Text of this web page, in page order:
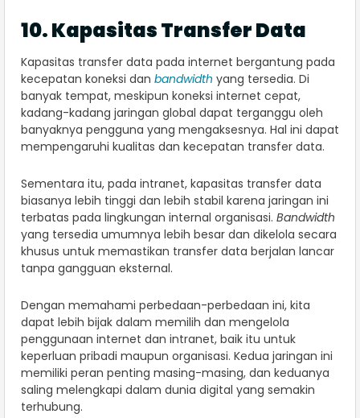
10. Kapasitas Transfer Data
Kapasitas transfer data pada internet bergantung pada
kecepatan koneksi dan bandwidth yang tersedia. Di
banyak tempat, meskipun koneksi internet cepat,
kadang-kadang jaringan global dapat terganggu oleh
banyaknya pengguna yang mengaksesnya. Hal ini dapat
mempengaruhi kualitas dan kecepatan transfer data.
Sementara itu, pada intranet, kapasitas transfer data
biasanya lebih tinggi dan lebih stabil karena jaringan ini
terbatas pada lingkungan internal organisasi. Bandwidth
yang tersedia umumnya lebih besar dan dikelola secara
khusus untuk memastikan transfer data berjalan lancar
tanpa gangguan eksternal.
Dengan memahami perbedaan-perbedaan ini, kita
dapat lebih bijak dalam memilih dan mengelola
penggunaan internet dan intranet, baik itu untuk
keperluan pribadi maupun organisasi. Kedua jaringan ini
memiliki peran penting masing-masing, dan keduanya
saling melengkapi dalam dunia digital yang semakin
terhubung.